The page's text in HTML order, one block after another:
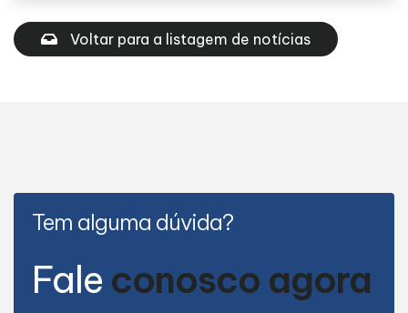
Voltar para a listagem de notícias
Tem alguma dúvida?
Fale conosco agora